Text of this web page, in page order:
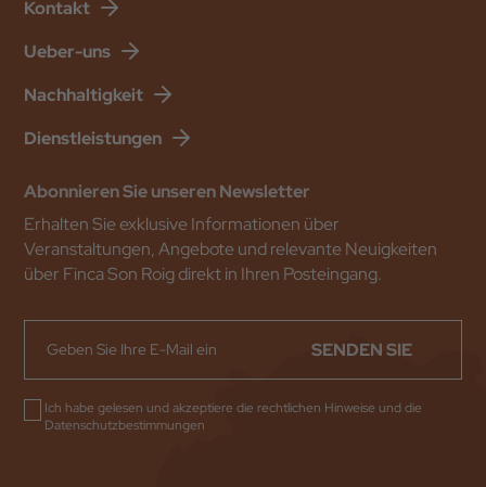
Kontakt
Ueber-uns
Nachhaltigkeit
Dienstleistungen
Abonnieren Sie unseren Newsletter
Erhalten Sie exklusive Informationen über
Veranstaltungen, Angebote und relevante Neuigkeiten
über Finca Son Roig direkt in Ihren Posteingang.
SENDEN SIE
Ich habe gelesen und akzeptiere die rechtlichen Hinweise und die
Datenschutzbestimmungen